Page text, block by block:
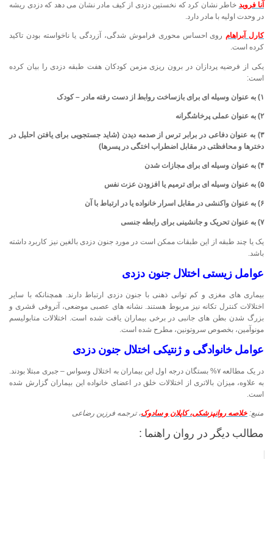
آنا فروید خاطر نشان کرد که نخستین دزدی از کیف مادر نشان می دهد که دزدی ریشه
در وحدت اولیه با مادر دارد.
کارل آبراهامروی احساس محوری فراموش شدگی، آزردگی یا ناخواسته بودن تاکید
کرده است.
یکی از فرضیه پردازان در برون ریزی مزمن کودکان هفت طبقه دزدی را بیان کرده
است:
۱) به عنوان وسیله ای برای بازساخت روابط از دست رفته مادر – کودک
۲) به عنوان عملی پرخاشگرانه
۳) به عنوان دفاعی در برابر ترس از صدمه دیدن (شاید جستجویی برای یافتن احلیل در
دخترها و محافظتی در مقابل اضطراب اختگی در پسرها)
۴) به عنوان وسیله ای برای مجازات شدن
۵) به عنوان وسیله ای برای ترمیم یا افزودن عزت نفس
۶) به عنوان واکنشی در مقابل اسرار خانواده یا در ارتباط با آن
۷) به عنوان تحریک و جانشینی برای رابطه جنسی
یک یا چند طبقه از این طبقات ممکن است در مورد جنون دزدی بالغین نیز کاربرد داشته
باشد.
عوامل زیستی اختلال جنون دزدی
بیماری های مغزی و کم توانی ذهنی با جنون دزدی ارتباط دارند. همچنانکه با سایر
اختلالات کنترل تکانه نیز مربوط هستند. نشانه های عصبی موضعی، آتروفی قشری و
بزرگ شدن بطن های جانبی در برخی بیماران یافت شده است. اختلالات متابولیسم
مونوآمین، بخصوص سروتونین، مطرح شده است.
عوامل خانوادگی و ژنتیکی اختلال جنون دزدی
در یک مطالعه ۷% بستگان درجه اول این بیماران به اختلال وسواس – جبری مبتلا بودند.
به علاوه، میزان بالاتری از اختلالات خلق در اعضای خانواده این بیماران گزارش شده
است.
منبع: خلاصه روانپزشکی، کاپلان و سادوک، ترجمه فرزین رضاعی
مطالب دیگر در روان راهنما :